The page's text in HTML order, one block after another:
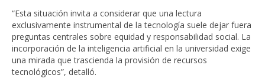
“Esta situación invita a considerar que una lectura
exclusivamente instrumental de la tecnología suele dejar fuera
preguntas centrales sobre equidad y responsabilidad social. La
incorporación de la inteligencia artificial en la universidad exige
una mirada que trascienda la provisión de recursos
tecnológicos”, detalló.